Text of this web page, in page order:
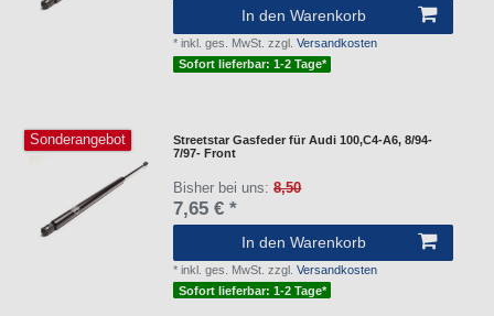
In den Warenkorb
*inkl. ges. MwSt. zzgl.Versandkosten
Sofort lieferbar: 1-2 Tage*
Sonderangebot
Streetstar Gasfeder für Audi 100,C4-A6, 8/94-
7/97- Front
Bisher bei uns:8,50
7,65 € *
In den Warenkorb
*inkl. ges. MwSt. zzgl.Versandkosten
Sofort lieferbar: 1-2 Tage*